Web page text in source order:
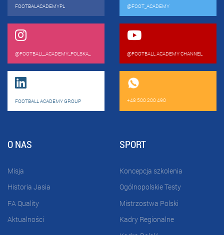
FOOTBALACADEMYPL @FOOT_ACADEMY
@FOOTBALL_ACADEMY_POLSKA_ @FOOTBALL ACADEMY CHANNEL
FOOTBALL ACADEMY GROUP +48 500 200 490
O NAS
Misja
Historia Jasia
FA Quality
Aktualności
SPORT
Koncepcja szkolenia
Ogólnopolskie Testy
Mistrzostwa Polski
Kadry Regionalne